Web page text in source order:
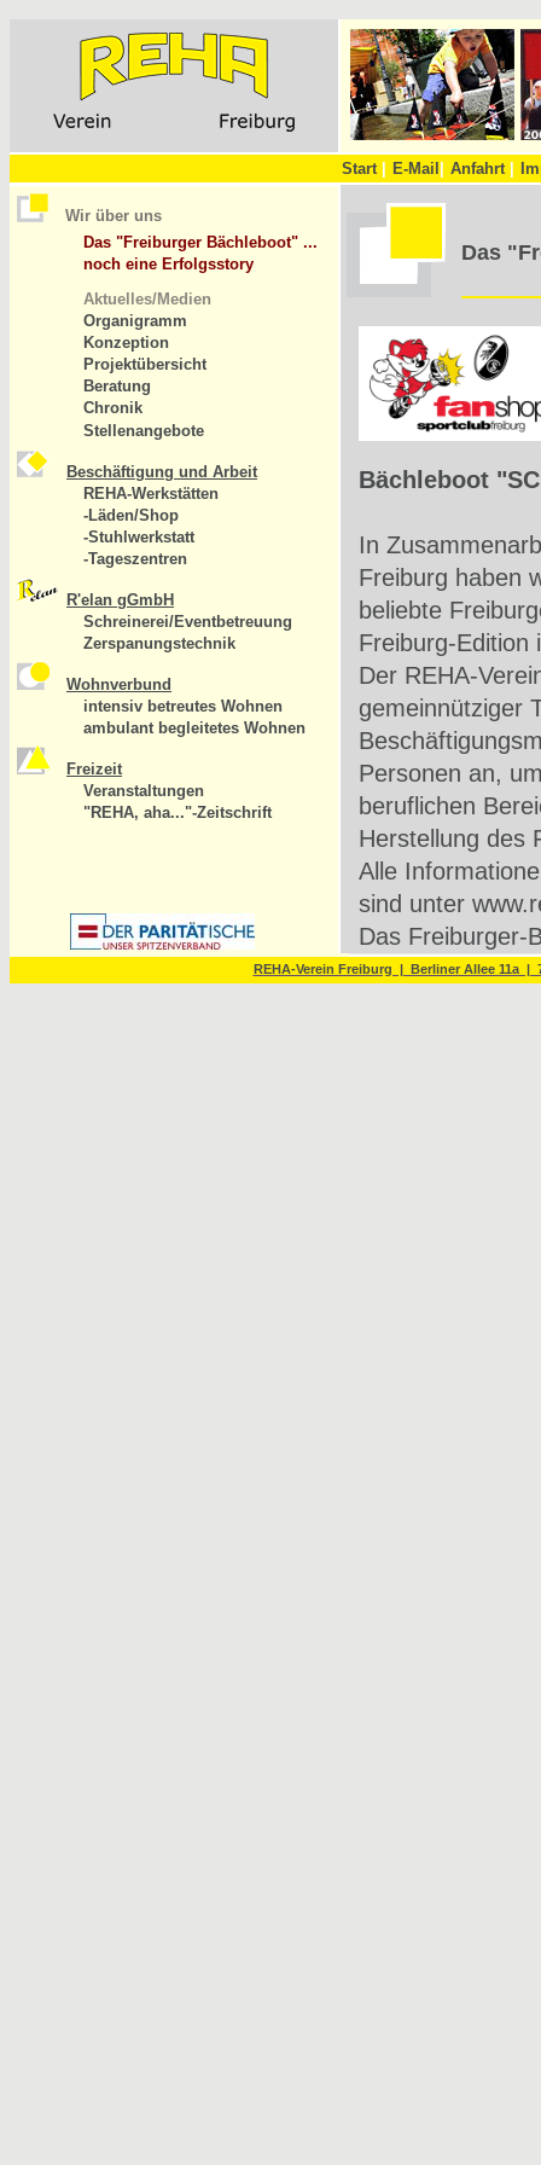
Start| E-Mail Anfahrt|
Wir über uns
Das "Freiburger Bächleboot" ...
noch eine Erfolgsstory
Aktuelles/Medien
Organigramm
Konzeption
Projektübersicht
Beratung
Chronik
Stellenangebote
Beschäftigung und Arbeit
REHA-Werkstätten
-Läden/Shop
-Stuhlwerkstatt
-Tageszentren
R'elan gGmbH
Schreinerei/Eventbetreuung
Zerspanungstechnik
Wohnverbund
intensiv betreutes Wohnen
ambulant begleitetes Wohnen
Freizeit
Veranstaltungen
"REHA, aha..."-Zeitschrift
REHA-Verein Freiburg | Berliner Allee 11a |
Das
Bächleboot
In
Freiburg haben
beliebte
Freiburg-Edition
Der REHA-
gemeinnütziger
Personen an,
beruflichen
Herstellung des
Alle
sind unter
Das Freiburger-
des badenova-